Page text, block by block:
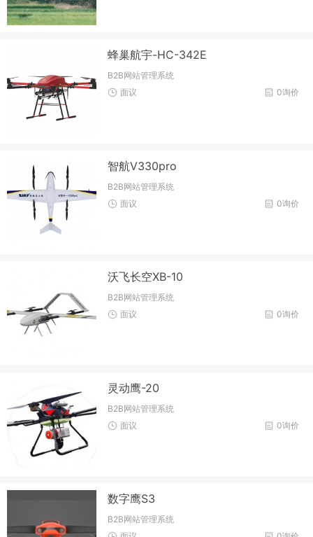
蜂巢航宇-HC-342E
B2B网站管理系统
0询价
面议
智航V330pro
B2B网站管理系统
0询价
面议
沃飞长空XB-10
B2B网站管理系统
0询价
面议
灵动鹰-20
B2B网站管理系统
0询价
面议
数字鹰S3
B2B网站管理系统